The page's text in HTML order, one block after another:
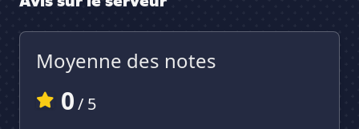
Moyenne des notes
0/ 5